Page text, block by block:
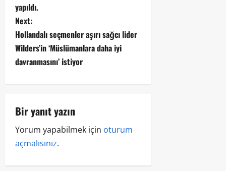
yapıldı.
Next:
Hollandalı seçmenler aşırı sağcı lider
Wilders’in ‘Müslümanlara daha iyi
davranmasını’ istiyor
Bir yanıt yazın
Yorum yapabilmek için oturum
açmalısınız.